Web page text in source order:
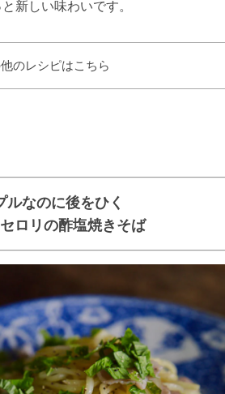
新しい味わいです。
のレシピはこちら
ルなのに後をひく
ロリの酢塩焼きそば